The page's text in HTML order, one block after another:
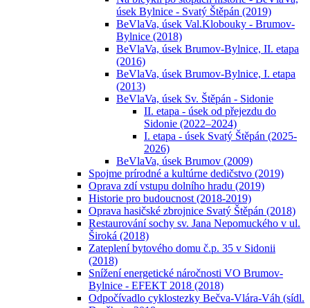
úsek Bylnice - Svatý Štěpán (2019)
BeVlaVa, úsek Val.Klobouky - Brumov-
Bylnice (2018)
BeVlaVa, úsek Brumov-Bylnice, II. etapa
(2016)
BeVlaVa, úsek Brumov-Bylnice, I. etapa
(2013)
BeVlaVa, úsek Sv. Štěpán - Sidonie
II. etapa - úsek od přejezdu do
Sidonie (2022–2024)
I. etapa - úsek Svatý Štěpán (2025-
2026)
BeVlaVa, úsek Brumov (2009)
Spojme prírodné a kultúrne dedičstvo (2019)
Oprava zdí vstupu dolního hradu (2019)
Historie pro budoucnost (2018-2019)
Oprava hasičské zbrojnice Svatý Štěpán (2018)
Restaurování sochy sv. Jana Nepomuckého v ul.
Široká (2018)
Zateplení bytového domu č.p. 35 v Sidonii
(2018)
Snížení energetické náročnosti VO Brumov-
Bylnice - EFEKT 2018 (2018)
Odpočívadlo cyklostezky Bečva-Vlára-Váh (sídl.